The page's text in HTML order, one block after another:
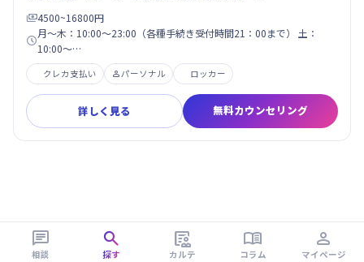
4500~16800円

月～木：10:00～23:00（各種手続き受付時間21：00まで） 土：
10:00～…
クレカ支払い パーソナル ロッカー
詳しく見る 無料カウンセリング

相談

探す

カルテ

コラム

マイページ